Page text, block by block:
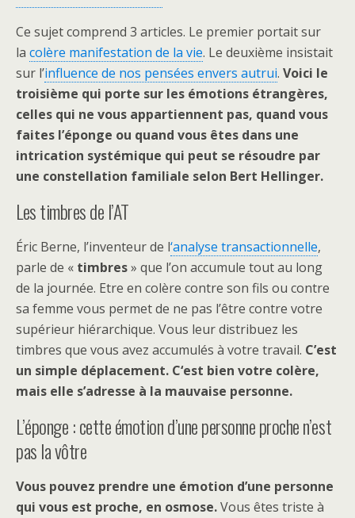
Ce sujet comprend 3 articles. Le premier portait sur
la colère manifestation de la vie. Le deuxième insistait
sur l’influence de nos pensées envers autrui. Voici le
troisième qui porte sur les émotions étrangères,
celles qui ne vous appartiennent pas, quand vous
faites l’éponge ou quand vous êtes dans une
intrication systémique qui peut se résoudre par
une constellation familiale selon Bert Hellinger.
Les timbres de l’AT
Éric Berne, l’inventeur de l‘analyse transactionnelle,
parle de « timbres» que l’on accumule tout au long
de la journée. Etre en colère contre son fils ou contre
sa femme vous permet de ne pas l’être contre votre
supérieur hiérarchique. Vous leur distribuez les
timbres que vous avez accumulés à votre travail. C’est
un simple déplacement. C‘est bien votre colère,
mais elle s’adresse à la mauvaise personne.
L’éponge : cette émotion d’une personne proche n’est
pas la vôtre
Vous pouvez prendre une émotion d’une personne
qui vous est proche, en osmose.Vous êtes triste à